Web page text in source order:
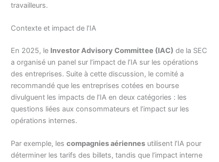
travailleurs.
Contexte et impact de l’IA
En 2025, le Investor Advisory Committee (IAC) de la SEC
a organisé un panel sur l’impact de l’IA sur les opérations
des entreprises. Suite à cette discussion, le comité a
recommandé que les entreprises cotées en bourse
divulguent les impacts de l’IA en deux catégories : les
questions liées aux consommateurs et l’impact sur les
opérations internes.
Par exemple, lescompagnies aériennes utilisent l’IA pour
déterminer les tarifs des billets, tandis que l’impact interne